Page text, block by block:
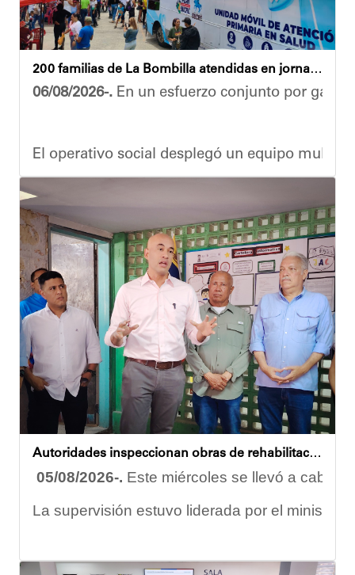
200 familias de La Bombilla atendidas en jornada integral
06/08/2026-. En un esfuerzo conjunto por
El operativo social desplegó un equipo
Durante la actividad, los asistentes contaron
Eudicis Viva, habitante de la comunidad y
Esta iniciativa se enmarca en la política social
Oskarina Rosso
Autoridades inspeccionan obras de rehabilitación en la U.E.N. José Antonio Calcaño en Caucagüita
05/08/2026-. Este miércoles se llevó a cabo
La supervisión estuvo liderada por el ministro
Las obras en ejecución contemplan la pintura